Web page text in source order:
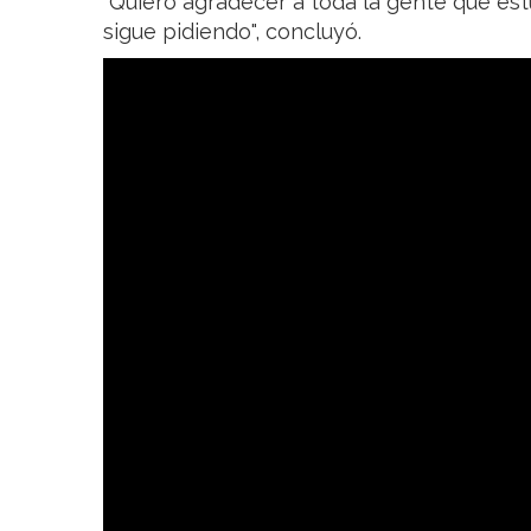
sigue pidiendo", concluyó.